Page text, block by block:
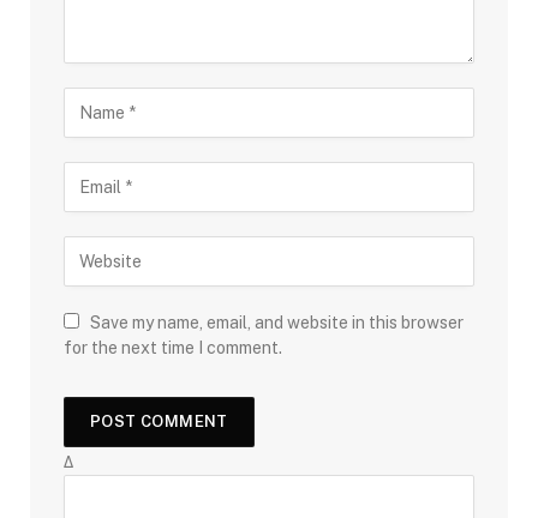
Save my name, email, and website in this browser
for the next time I comment.
Δ